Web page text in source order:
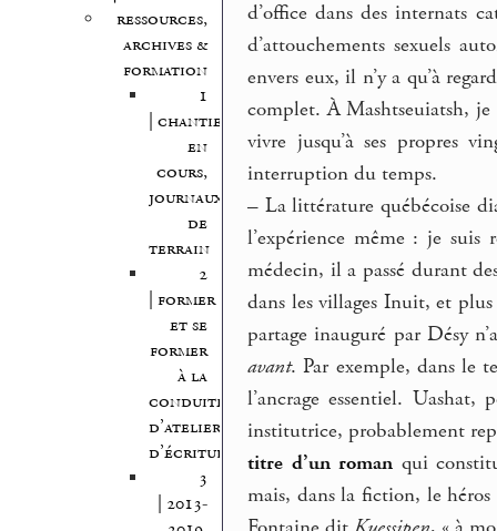
ressources,
archives &
formation
1
| chantiers
en
cours,
journaux
de
terrain
2
| former
et se
former
à la
conduite
d’atelier
d’écriture
3
| 2013-
d’office dans des internats
d’attouchements sexuels
envers eux, il n’y a qu’à
complet. À Mashtseuiatsh, je
vivre jusqu’à ses propres
interruption du temps.
– La littérature québécoise
l’expérience même : je suis
médecin, il a passé durant
dans les villages Inuit, et
partage inauguré par Désy
avant. Par exemple, dans le
l’ancrage essentiel.
institutrice, probablement
titre d’un roman qui
mais, dans la fiction, le